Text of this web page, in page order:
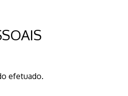
efetuado.